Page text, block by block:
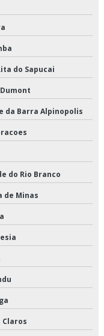
em são paulo
sp
perecíveis
climatizados
do Sapucai
da Barra Alpinopolis
do Rio Branco
de Minas
Claros